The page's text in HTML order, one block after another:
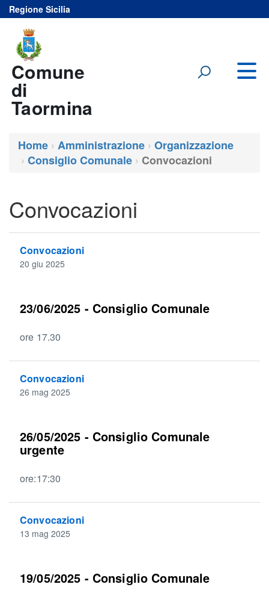
Vai al contenuto
Vai al menu principale del sito
Regione Sicilia
Comune
di
Taormina
Home Amministrazione
Organizzazione
Consiglio Comunale
Convocazioni
Convocazioni
Convocazioni
20 giu 2025
23/06/2025 - Consiglio Comunale
ore 17.30
Convocazioni
26 mag 2025
26/05/2025 - Consiglio Comunale
urgente
ore:17:30
Convocazioni
13 mag 2025
19/05/2025 - Consiglio Comunale